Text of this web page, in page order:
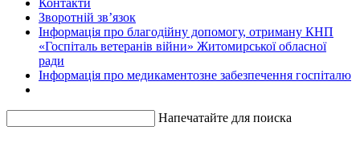
Контакти
Зворотній зв’язок
Інформація про благодійну допомогу, отриману КНП
«Госпіталь ветеранів війни» Житомирської обласної
ради
Інформація про медикаментозне забезпечення госпіталю
Напечатайте для поиска